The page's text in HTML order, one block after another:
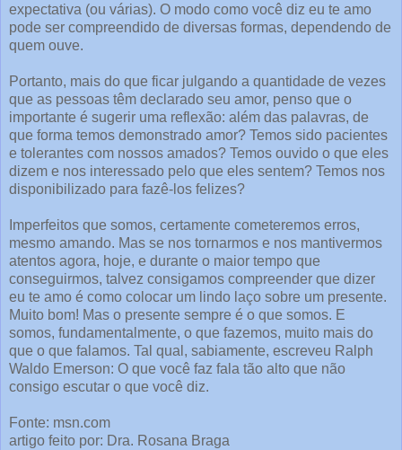
expectativa (ou várias). O modo como você diz eu te amo
pode ser compreendido de diversas formas, dependendo de
quem ouve.
Portanto, mais do que ficar julgando a quantidade de vezes
que as pessoas têm declarado seu amor, penso que o
importante é sugerir uma reflexão: além das palavras, de
que forma temos demonstrado amor? Temos sido pacientes
e tolerantes com nossos amados? Temos ouvido o que eles
dizem e nos interessado pelo que eles sentem? Temos nos
disponibilizado para fazê-los felizes?
Imperfeitos que somos, certamente cometeremos erros,
mesmo amando. Mas se nos tornarmos e nos mantivermos
atentos agora, hoje, e durante o maior tempo que
conseguirmos, talvez consigamos compreender que dizer
eu te amo é como colocar um lindo laço sobre um presente.
Muito bom! Mas o presente sempre é o que somos. E
somos, fundamentalmente, o que fazemos, muito mais do
que o que falamos. Tal qual, sabiamente, escreveu Ralph
Waldo Emerson: O que você faz fala tão alto que não
consigo escutar o que você diz.
Fonte: msn.com
artigo feito por: Dra. Rosana Braga